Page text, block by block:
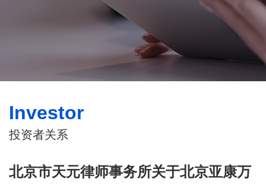
Investor
投资者关系
北京市天元律师事务所关于北京亚康万